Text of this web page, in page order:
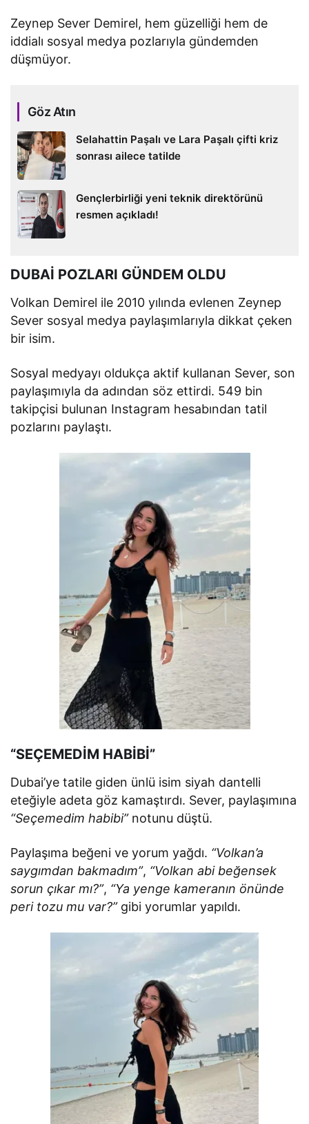
Zeynep Sever Demirel, hem güzelliği hem de
iddialı sosyal medya pozlarıyla gündemden
düşmüyor.
Göz Atın
Selahattin Paşalı ve Lara Paşalı çifti kriz
sonrası ailece tatilde
Gençlerbirliği yeni teknik direktörünü
resmen açıkladı!
DUBAİ POZLARI GÜNDEM OLDU
Volkan Demirel ile 2010 yılında evlenen Zeynep
Sever sosyal medya paylaşımlarıyla dikkat çeken
bir isim.
Sosyal medyayı oldukça aktif kullanan Sever, son
paylaşımıyla da adından söz ettirdi. 549 bin
takipçisi bulunan Instagram hesabından tatil
pozlarını paylaştı.
“SEÇEMEDİM HABİBİ”
Dubai’ye tatile giden ünlü isim siyah dantelli
eteğiyle adeta göz kamaştırdı. Sever, paylaşımına
“Seçemedim habibi”notunu düştü.
Paylaşıma beğeni ve yorum yağdı. “Volkan’a
saygımdan bakmadım”, “Volkan abi beğensek
sorun çıkar mı?”, “Ya yenge kameranın önünde
peri tozu mu var?”gibi yorumlar yapıldı.